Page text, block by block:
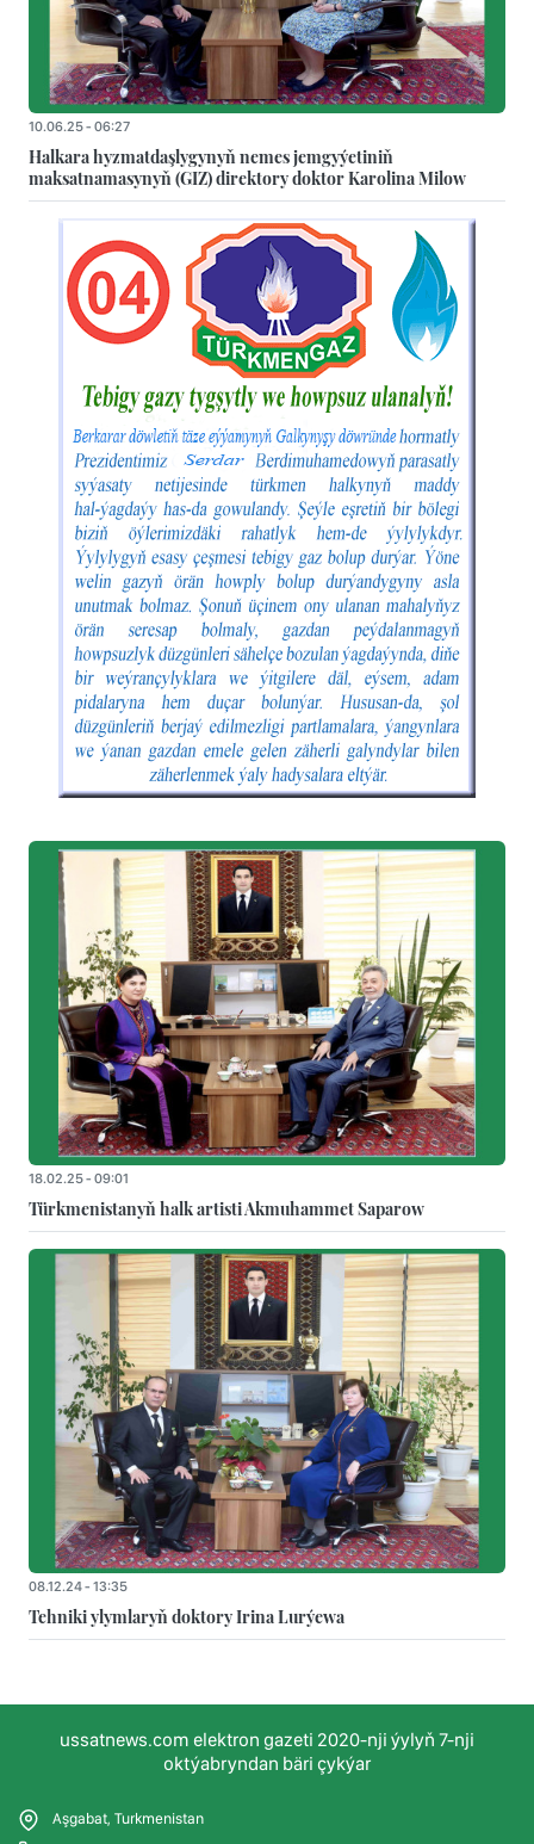
10.06.25 - 06:27
Halkara hyzmatdaşlygynyň nemes jemgyýetiniň
maksatnamasynyň (GIZ) direktory doktor Karolina Milow
18.02.25 - 09:01
Türkmenistanyň halk artisti Akmuhammet Saparow
08.12.24 - 13:35
Tehniki ylymlaryň doktory Irina Lurýewa
ussatnews.com elektron gazeti 2020-nji ýylyň 7-nji
oktýabryndan bäri çykýar
Aşgabat, Turkmenistan